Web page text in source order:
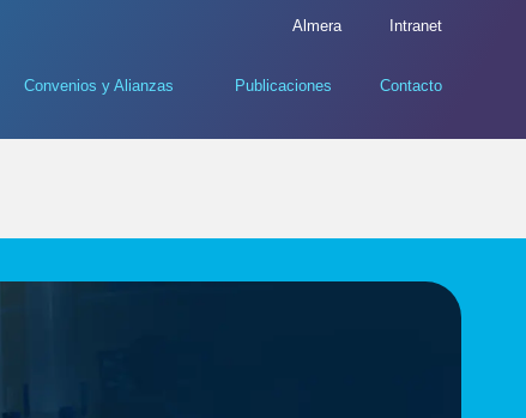
Almera Intranet
Convenios y Alianzas Publicaciones Contacto